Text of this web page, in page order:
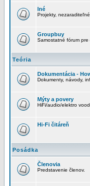
Iné
Projekty, nezaraditeľné
Groupbuy
Samostatné fórum pre
Teória
Dokumentácia -
Dokumenty, návody,
Mýty a povery
HiFi/audio/elektro
Hi-Fi čitáreň
Posádka
Členovia
Predstavenie členov.